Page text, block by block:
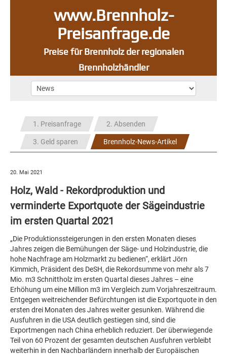
www.Brennholz-
Preisanfrage.de
Preise für Brennholz der regionalen
Brennholzhändler
1. Preisanfrage 2. Absenden
3. Geld sparen Brennholz-News-Artikel
20. Mai 2021
Holz, Wald - Rekordproduktion und
verminderte Exportquote der Sägeindustrie
im ersten Quartal 2021
„Die Produktionssteigerungen in den ersten Monaten dieses
Jahres zeigen die Bemühungen der Säge- und Holzindustrie, die
hohe Nachfrage am Holzmarkt zu bedienen“, erklärt Jörn
Kimmich, Präsident des DeSH, die Rekordsumme von mehr als 7
Mio. m3 Schnittholz im ersten Quartal dieses Jahres – eine
Erhöhung um eine Million m3 im Vergleich zum Vorjahreszeitraum.
Entgegen weitreichender Befürchtungen ist die Exportquote in den
ersten drei Monaten des Jahres weiter gesunken. Während die
Ausfuhren in die USA deutlich gestiegen sind, sind die
Exportmengen nach China erheblich reduziert. Der überwiegende
Teil von 60 Prozent der gesamten deutschen Ausfuhren verbleibt
weiterhin in den Nachbarländern innerhalb der Europäischen